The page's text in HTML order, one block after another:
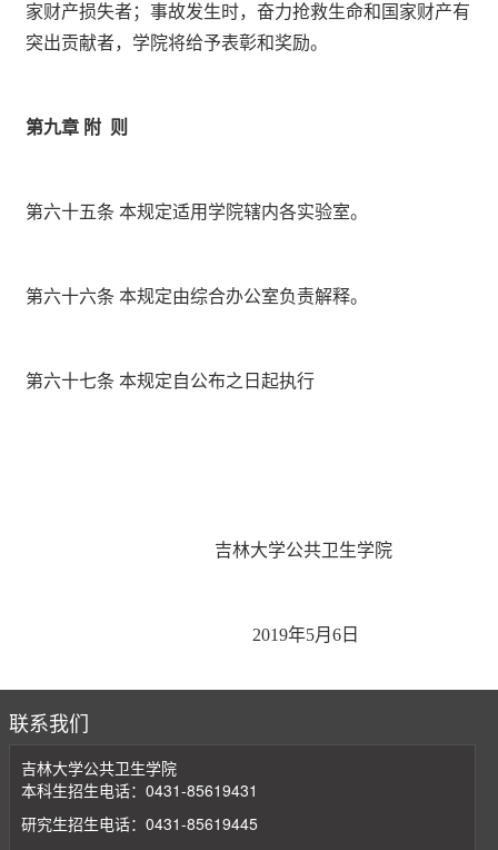
家财产损失者；事故发生时，奋力抢救生命和国家财产有
突出贡献者，学院将给予表彰和奖励。
第九章 附 则
第六十五条 本规定适用学院辖内各实验室。
第六十六条 本规定由综合办公室负责解释。
第六十七条 本规定自公布之日起执行
吉林大学公共卫生学院
2019年5月 6日
联系我们
吉林大学公共卫生学院
本科生招生电话：0431-85619431
研究生招生电话：0431-85619445